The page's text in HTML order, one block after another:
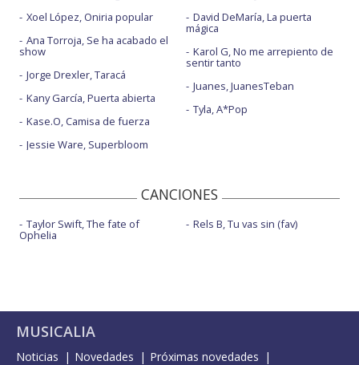
Xoel López, Oniria popular
Ana Torroja, Se ha acabado el
show
Jorge Drexler, Taracá
Kany García, Puerta abierta
Kase.O, Camisa de fuerza
Jessie Ware, Superbloom
David DeMaría, La puerta
mágica
Karol G, No me arrepiento de
sentir tanto
Juanes, JuanesTeban
Tyla, A*Pop
CANCIONES
Taylor Swift, The fate of
Ophelia
Rels B, Tu vas sin (fav)
MUSICALIA
Noticias Novedades
Próximas novedades